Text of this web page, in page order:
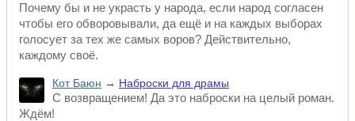
Почему бы и не украсть у народа, если народ согласен
чтобы его обворовывали, да ещё и на каждых выборах
голосует за тех же самых воров? Действительно,
каждому своё.
Кот Баюн → Наброски для драмы
С возвращением! Да это наброски на целый роман.
Ждём!